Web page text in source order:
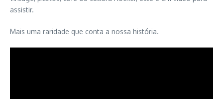
assistir.
Mais uma raridade que conta a nossa história.